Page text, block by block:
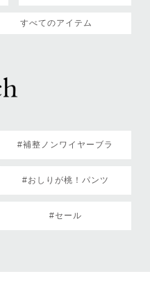
すべてのアイテム
#補整ノンワイヤーブラ
#おしりが桃！パンツ
#セール